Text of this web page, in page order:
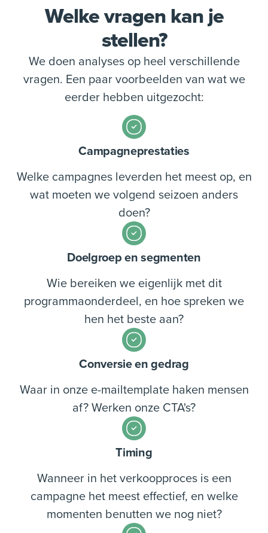
Welke vragen kan je
stellen?
We doen analyses op heel verschillende
vragen. Een paar voorbeelden van wat we
eerder hebben uitgezocht:
Campagneprestaties
Welke campagnes leverden het meest op, en
wat moeten we volgend seizoen anders
doen?
Doelgroep en segmenten
Wie bereiken we eigenlijk met dit
programmaonderdeel, en hoe spreken we
hen het beste aan?
Conversie en gedrag
Waar in onze e-mailtemplate haken mensen
af? Werken onze CTA's?
Timing
Wanneer in het verkoopproces is een
campagne het meest effectief, en welke
momenten benutten we nog niet?